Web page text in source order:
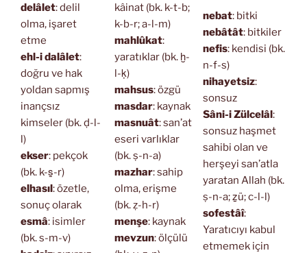
delâlet: delil
olma, işaret
etme
ehl-i dalâlet:
doğru ve hak
yoldan sapmış
inançsız
kimseler (bk. ḍ-l-
l)
ekser: pekçok
(bk. k-s̱-r)
elhasıl: özetle,
sonuç olarak
esmâ: isimler
(bk. s-m-v)
kâinat (bk. k-t-b;
k-b-r; a-l-m)
mahlûkat:
yaratıklar (bk. ḫ-
l-ḳ)
mahsus: özgü
masdar: kaynak
masnuât: san’at
eseri varlıklar
(bk. ṣ-n-a)
mazhar: sahip
olma, erişme
(bk. ẓ-h-r)
menşe: kaynak
mevzun: ölçülü
nebat: bitki
nebâtât: bitkiler
nefis: kendisi (bk.
n-f-s)
nihayetsiz:
sonsuz
Sâni-i Zülcelâl:
sonsuz haşmet
sahibi olan ve
herşeyi san’atla
yaratan Allah (bk.
ṣ-n-a; ẕü; c-l-l)
sofestâî:
Yaratıcıyı kabul
etmemek için